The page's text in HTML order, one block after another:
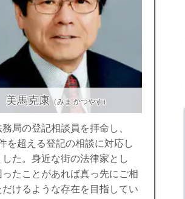
美馬克康（みま かつやす）
局の登記相談員を拝命し、
を超える登記の相談に対応し
した。身近な街の法律家とし
ったことがあれば真っ先にご相
だけるような存在を目指してい